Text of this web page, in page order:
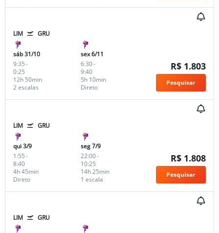
LIM GRU
sáb 31/10
9:35-
0:25
2 escalas
12h 50min
sex 6/11
6:30-
9:40
Direto
5h 10min
R$ 1.803
Pesquisar
LIM GRU
qui 3/9
1:55-
8:40
Direto
4h 45min
seg 7/9
22:00-
10:25
1 escala
14h 25min
R$ 1.808
Pesquisar
LIM GRU